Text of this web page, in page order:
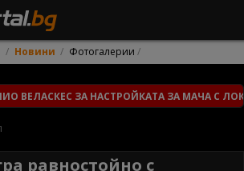
Новини Фотогалерии
ВЕЛАСКЕС ЗА НАСТРОЙКАТА ЗА МАЧА С
равностойно с